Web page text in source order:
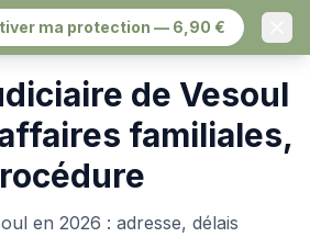
ma protection — 6,90 €
› Vesoul
de Vesoul
familiales,
en 2026 : adresse, délais